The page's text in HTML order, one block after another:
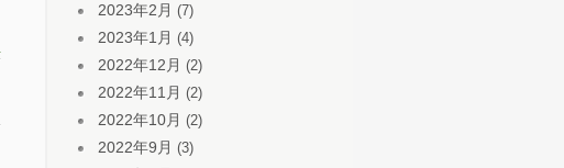
2023年2月 (7)
2023年1月 (4)
2022年12月 (2)
2022年11月 (2)
2022年10月 (2)
2022年9月 (3)